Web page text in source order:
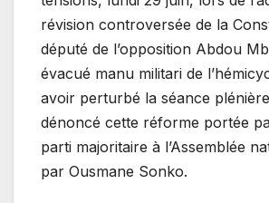
révision controversée de la
député de l’opposition Abdou
évacué manu militari de
avoir perturbé la séance
dénoncé cette réforme portée
parti majoritaire à l’Assemblée
par Ousmane Sonko.